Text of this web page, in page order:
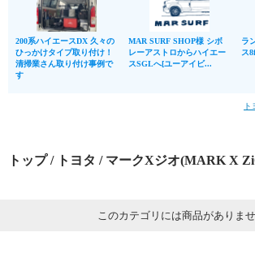
200系ハイエースDX 久々の
ひっかけタイプ取り付け！
清掃業さん取り付け事例で
す
MAR SURF SHOP様 シボ
レーアストロからハイエー
スSGLへ[ユーアイビ...
ラ
ス
トップ/ トヨタ / マークXジオ(MARK X
このカテゴリには商品がありま